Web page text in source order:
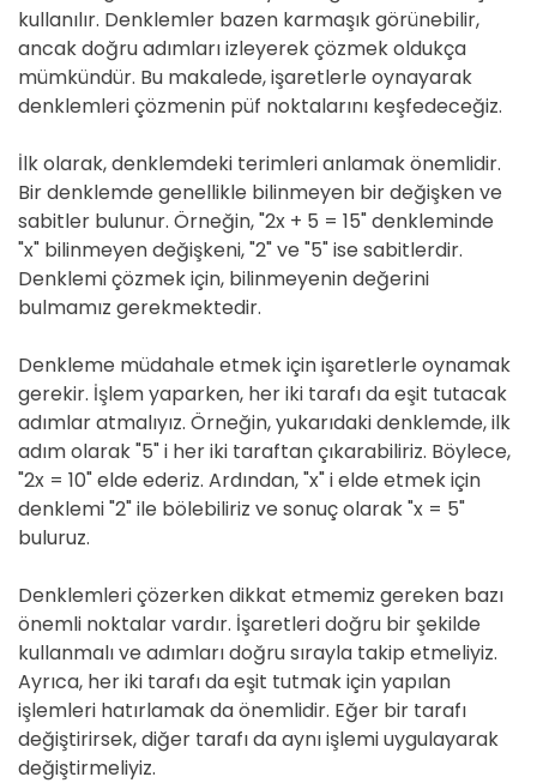
kullanılır. Denklemler bazen karmaşık görünebilir,
ancak doğru adımları izleyerek çözmek oldukça
mümkündür. Bu makalede, işaretlerle oynayarak
denklemleri çözmenin püf noktalarını keşfedeceğiz.
İlk olarak, denklemdeki terimleri anlamak önemlidir.
Bir denklemde genellikle bilinmeyen bir değişken ve
sabitler bulunur. Örneğin, "2x + 5 = 15" denkleminde
"x" bilinmeyen değişkeni, "2" ve "5" ise sabitlerdir.
Denklemi çözmek için, bilinmeyenin değerini
bulmamız gerekmektedir.
Denkleme müdahale etmek için işaretlerle oynamak
gerekir. İşlem yaparken, her iki tarafı da eşit tutacak
adımlar atmalıyız. Örneğin, yukarıdaki denklemde, ilk
adım olarak "5" i her iki taraftan çıkarabiliriz. Böylece,
"2x = 10" elde ederiz. Ardından, "x" i elde etmek için
denklemi "2" ile bölebiliriz ve sonuç olarak "x = 5"
buluruz.
Denklemleri çözerken dikkat etmemiz gereken bazı
önemli noktalar vardır. İşaretleri doğru bir şekilde
kullanmalı ve adımları doğru sırayla takip etmeliyiz.
Ayrıca, her iki tarafı da eşit tutmak için yapılan
işlemleri hatırlamak da önemlidir. Eğer bir tarafı
değiştirirsek, diğer tarafı da aynı işlemi uygulayarak
değiştirmeliyiz.